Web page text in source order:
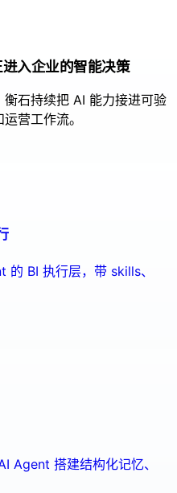
入企业的智能决策
石持续把 AI 能力接进可验
营工作流。
BI 执行层，带 skills、
搭建结构化记忆、